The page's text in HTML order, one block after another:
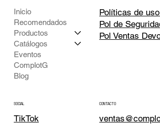
Inicio
Recomendados
Productos
Catálogos
Eventos
ComplotG
Blog
Políticas de uso
Pol de
Pol Ventas
SOCIAL
TikTok
CONTACTO